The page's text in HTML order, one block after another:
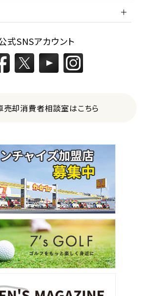
式SNSアカウント
売却消費者相談室はこちら